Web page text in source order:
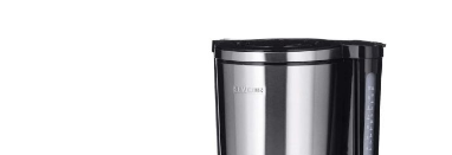
Thermoskan